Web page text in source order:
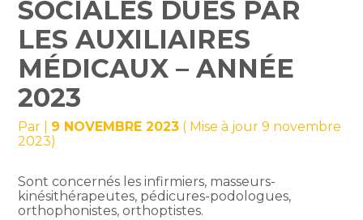
SOCIALES DUES PAR
LES AUXILIAIRES
MÉDICAUX – ANNÉE
2023
Par 9 NOVEMBRE 2023 ( Mise à jour 9 novembre
2023)
Sont concernés les infirmiers, masseurs-
kinésithérapeutes, pédicures-podologues,
orthophonistes, orthoptistes.